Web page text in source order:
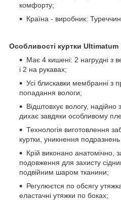
комфорту;
Країна - виробник:
Особливості куртки Ultimatum
Має 4 кишені: 2 нагрудні з
і 2 на рукавах;
Усі блискавки мембранні
попадання вологи;
Відштовхує вологу, надійно
дихає завдяки особливому
Технологія виготовлення
куртки, уникнення
Крій виконано анатомічно,
подовження для захисту
подвійним шаром тканини;
Регулюєтся по обсягу
еластачні утяжки по боках;